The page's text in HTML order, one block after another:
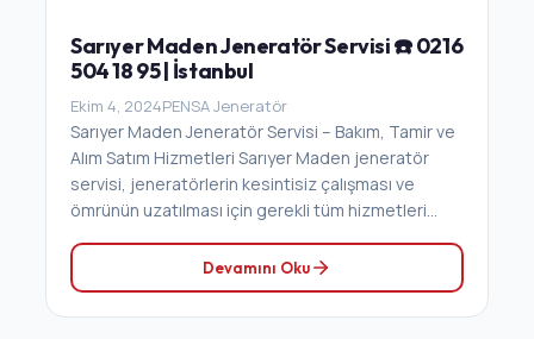
Sarıyer Maden Jeneratör Servisi ☎️ 0216
504 18 95 | İstanbul
Ekim 4, 2024PENSA Jeneratör
Sarıyer Maden Jeneratör Servisi – Bakım, Tamir ve
Alım Satım Hizmetleri Sarıyer Maden jeneratör
servisi, jeneratörlerin kesintisiz çalışması ve
ömrünün uzatılması için gerekli tüm hizmetleri...
Devamını Oku